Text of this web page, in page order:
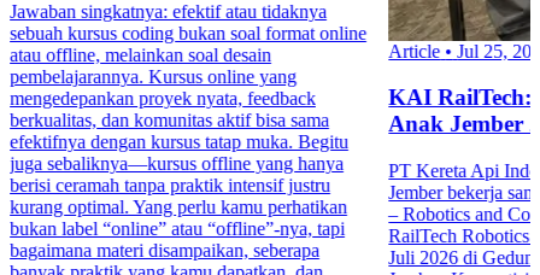
Jawaban singkatnya: efektif atau tidaknya
sebuah kursus coding bukan soal format online
atau offline, melainkan soal desain
pembelajarannya. Kursus online yang
mengedepankan proyek nyata, feedback
berkualitas, dan komunitas aktif bisa sama
efektifnya dengan kursus tatap muka. Begitu
juga sebaliknya—kursus offline yang hanya
berisi ceramah tanpa praktik intensif justru
kurang optimal. Yang perlu kamu perhatikan
bukan label “online” atau “offline”-nya, tapi
bagaimana materi disampaikan, seberapa
Article • Jul 25,
KAI RailTech:
Anak Jember
PT Kereta Api
Jember bekerja
– Robotics and
RailTech Robotics
Juli 2026 di